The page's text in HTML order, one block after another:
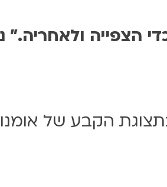
הצפייה ולאחריה."
הקבע של